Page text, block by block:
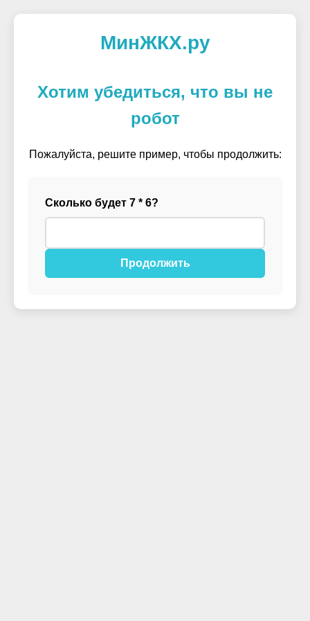
МинЖКХ.ру
Хотим убедиться, что вы не
робот
Пожалуйста, решите пример, чтобы продолжить:
Сколько будет 7 * 6?
Продолжить